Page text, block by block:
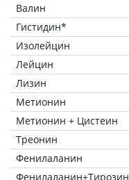
Валин
Гистидин*
Изолейцин
Лейцин
Лизин
Метионин
Метионин + Цистеин
Треонин
Фенилаланин
Фенилаланин+Тирозин